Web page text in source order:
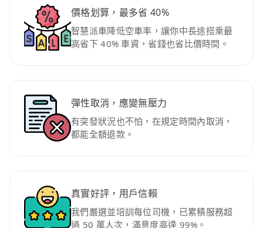
價格划算，最多省 40%
智慧派車降低空車率，讓你中長途搭乘最
高省下 40% 車資，省錢也省比價時間。
彈性取消，應變無壓力
有突發狀況也不怕，在規定時間內取消，
都能全額退款。
真實好評，用戶信賴
我們嚴選並培訓每位司機，已累積服務超
過 50 萬人次，滿意度高達 99%。